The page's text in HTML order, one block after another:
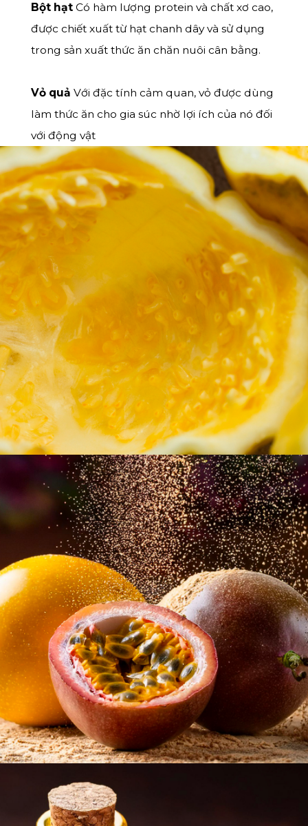
Bột hạtCó hàm lượng protein và chất xơ cao,
được chiết xuất từ hạt chanh dây và sử dụng
trong sản xuất thức ăn chăn nuôi cân bằng.
Vỏ quả Với đặc tính cảm quan, vỏ được dùng
làm thức ăn cho gia súc nhờ lợi ích của nó đối
với động vật